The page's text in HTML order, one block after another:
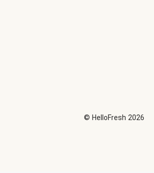
© HelloFresh 2026